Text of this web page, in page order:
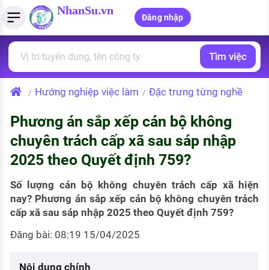
NhanSu.vn
Đăng nhập
Tìm việc làm
Việc làm ngành luật
Việc làm lương cao
Việc làm tốt nhất
CÔNG TY
Danh sách nhà tuyển dụng
Nhà tuyển dụng hàng đầu
Quản lý CV
Tải CV lên
Tạo CV trực tuyến
MẪU CV THEO STYLE
Mẫu CV đơn giản
Mẫu CV hiện đại
Tính lương Gross - Net
Tính thuế thu nhập cá nhân
Tính trợ cấp thất nghiệp
PHÁP LUẬT VIỆT NAM
Văn bản pháp luật
PHÁP LUẬT LAO ĐỘNG
Lao động và tiền lương
Thuế thu nhập
Hồ sơ biểu mẫu
Tìm việc
/ Hướng nghiệp việc làm / Đặc trưng từng nghề
Phương án sắp xếp cán bộ không
chuyên trách cấp xã sau sáp nhập
2025 theo Quyết định 759?
Số lượng cán bộ không chuyên trách cấp xã hiện
nay? Phương án sắp xếp cán bộ không chuyên trách
cấp xã sau sáp nhập 2025 theo Quyết định 759?
Đăng bài: 08:19 15/04/2025
Nội dung chính